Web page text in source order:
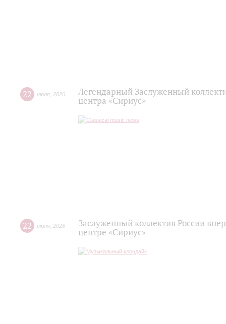
22 июля 2026
Легендарный Заслуженный
центра «Сириус»
22 июля 2026
Заслуженный коллектив России
центре «Сириус»